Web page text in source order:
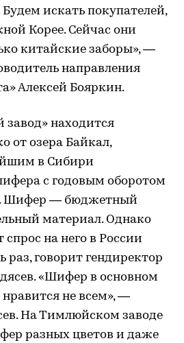
Будем искать покупателей,
Корее. Сейчас они
китайские заборы», —
направления
Алексей Бояркин.
находится
от озера Байкал,
в Сибири
с годовым оборотом
Шифер — бюджетный
материал. Однако
спрос на него в России
раз, говорит гендиректор
«Шифер в основном
нравится не всем», —
На Тимлюйском заводе
разных цветов и даже